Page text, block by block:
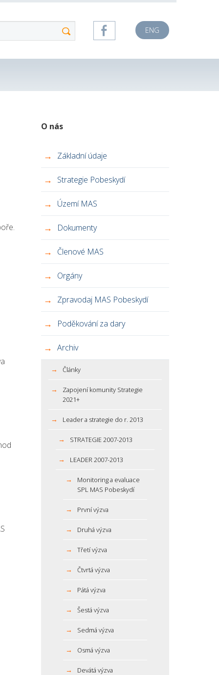
ENG
O nás
Základní údaje
Strategie Pobeskydí
Území MAS
Dokumenty
Členové MAS
Orgány
Zpravodaj MAS Pobeskydí
Poděkování za dary
Archiv
Články
Zapojení komunity Strategie
2021+
Leader a strategie do r. 2013
STRATEGIE 2007-2013
LEADER 2007-2013
Monitoring a evaluace
SPL MAS Pobeskydí
První výzva
Druhá výzva
Třetí výzva
Čtvrtá výzva
Pátá výzva
Šestá výzva
Sedmá výzva
Osmá výzva
Devátá výzva